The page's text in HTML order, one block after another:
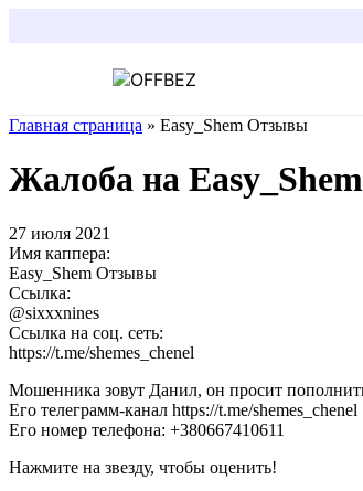
Главная страница » Easy_Shem Отзывы
Жалоба на
27 июля 2021
Имя каппера:
Easy_Shem Отзывы
Ссылка:
@sixxxnines
Ссылка на соц. сеть:
https://t.me/shemes_chenel
Мошенника зовут Данил, он просит
Его телеграмм-канал https://t.me/shemes_chenel
Его номер телефона: +380667410611
Нажмите на звезду, чтобы оценить!